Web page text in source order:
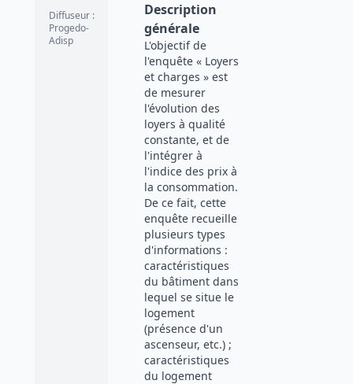
Diffuseur :
Progedo-
Adisp
Description
générale
L'objectif de
l'enquête « Loyers
et charges » est
de mesurer
l'évolution des
loyers à qualité
constante, et de
l'intégrer à
l'indice des prix à
la consommation.
De ce fait, cette
enquête recueille
plusieurs types
d'informations :
caractéristiques
du bâtiment dans
lequel se situe le
logement
(présence d'un
ascenseur, etc.) ;
caractéristiques
du logement